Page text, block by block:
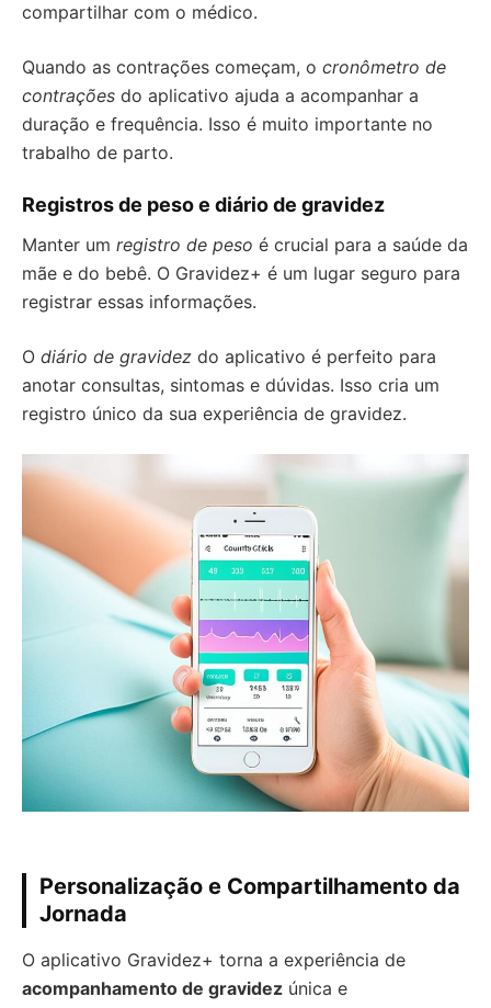
compartilhar com o médico.
Quando as contrações começam, o cronômetro de
contrações do aplicativo ajuda a acompanhar a
duração e frequência. Isso é muito importante no
trabalho de parto.
Registros de peso e diário de gravidez
Manter um registro de peso é crucial para a saúde da
mãe e do bebê. O Gravidez+ é um lugar seguro para
registrar essas informações.
O diário de gravidez do aplicativo é perfeito para
anotar consultas, sintomas e dúvidas. Isso cria um
registro único da sua experiência de gravidez.
Personalização e Compartilhamento da
Jornada
O aplicativo Gravidez+ torna a experiência de
acompanhamento de gravidez única e